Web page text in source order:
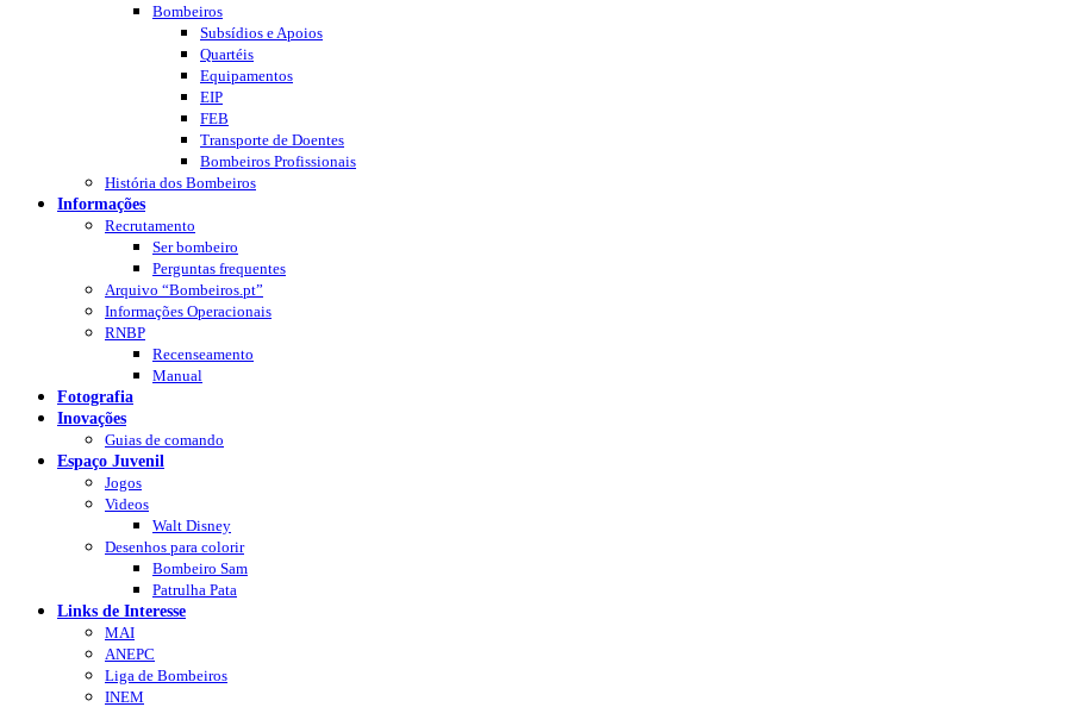
Bombeiros
Subsídios e Apoios
Quartéis
Equipamentos
EIP
FEB
Transporte de Doentes
Bombeiros Profissionais
História dos Bombeiros
Informações
Recrutamento
Ser bombeiro
Perguntas frequentes
Arquivo “Bombeiros.pt”
Informações Operacionais
RNBP
Recenseamento
Manual
Fotografia
Inovações
Guias de comando
Espaço Juvenil
Jogos
Videos
Walt Disney
Desenhos para colorir
Bombeiro Sam
Patrulha Pata
Links de Interesse
MAI
ANEPC
Liga de Bombeiros
INEM